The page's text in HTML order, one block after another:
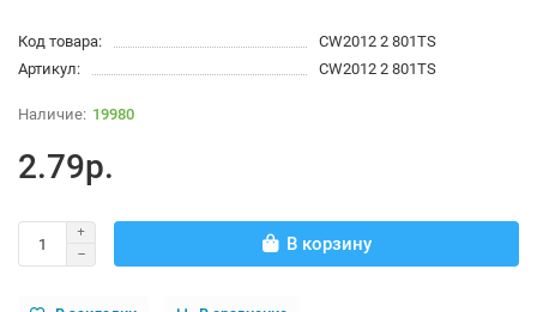
Код товара:
CW2012 2 801TS
Артикул:
CW2012 2 801TS
19980
2.79р.
В корзину